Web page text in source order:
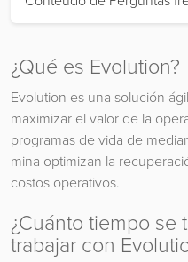
¿Qué es Evolution?
Evolution es una solución
maximizar el valor de la
programas de vida de
mina optimizan la
costos operativos.
¿Cuánto tiempo se
trabajar con